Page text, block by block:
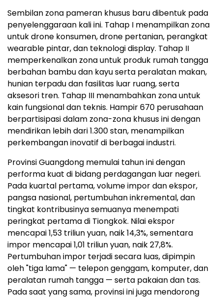
Sembilan zona pameran khusus baru dibentuk pada
penyelenggaraan kali ini. Tahap I menampilkan zona
untuk drone konsumen, drone pertanian, perangkat
wearable pintar, dan teknologi display. Tahap II
memperkenalkan zona untuk produk rumah tangga
berbahan bambu dan kayu serta peralatan makan,
hunian terpadu dan fasilitas luar ruang, serta
aksesori tren. Tahap III menambahkan zona untuk
kain fungsional dan teknis. Hampir 670 perusahaan
berpartisipasi dalam zona-zona khusus ini dengan
mendirikan lebih dari 1.300 stan, menampilkan
perkembangan inovatif di berbagai industri.
Provinsi Guangdong memulai tahun ini dengan
performa kuat di bidang perdagangan luar negeri.
Pada kuartal pertama, volume impor dan ekspor,
pangsa nasional, pertumbuhan inkremental, dan
tingkat kontribusinya semuanya menempati
peringkat pertama di Tiongkok. Nilai ekspor
mencapai 1,53 triliun yuan, naik 14,3%, sementara
impor mencapai 1,01 triliun yuan, naik 27,8%.
Pertumbuhan impor terjadi secara luas, dipimpin
oleh "tiga lama" — telepon genggam, komputer, dan
peralatan rumah tangga — serta pakaian dan tas.
Pada saat yang sama, provinsi ini juga mendorong